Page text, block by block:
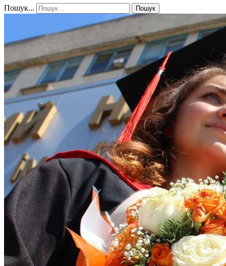
Пошук... Пошук